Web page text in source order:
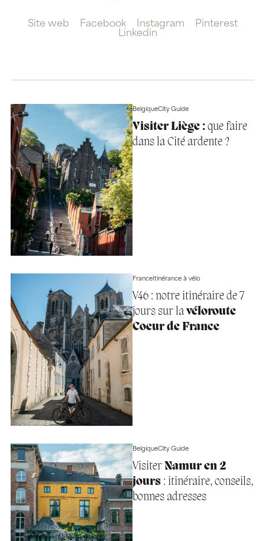
Site web Facebook Instagram
Pinterest
Linkedin
BelgiqueCity Guide
Visiter Liège :que faire
dans la Cité ardente ?
FranceItinérance à vélo
V46 : notre itinéraire de 7
jours sur lavéloroute
Coeur de France
BelgiqueCity Guide
Visiter Namur en 2
jours: itinéraire, conseils,
bonnes adresses